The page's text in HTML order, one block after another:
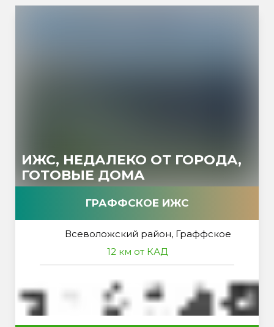
ИЖС, НЕДАЛЕКО ОТ ГОРОДА,
ГОТОВЫЕ ДОМА
ГРАФФСКОЕ ИЖС
Всеволожский район, Граффское
12 км от КАД